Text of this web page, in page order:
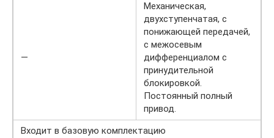
—
Механическая,
двухступенчатая, с
понижающей передачей,
с межосевым
дифференциалом с
принудительной
блокировкой.
Постоянный полный
привод.
Входит в базовую комплектацию